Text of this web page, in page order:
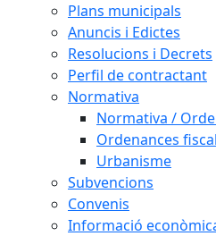
Plans municipals
Anuncis i Edictes
Resolucions i Decrets
Perfil de contractant
Normativa
Normativa /
Ordenances
Urbanisme
Subvencions
Convenis
Informació